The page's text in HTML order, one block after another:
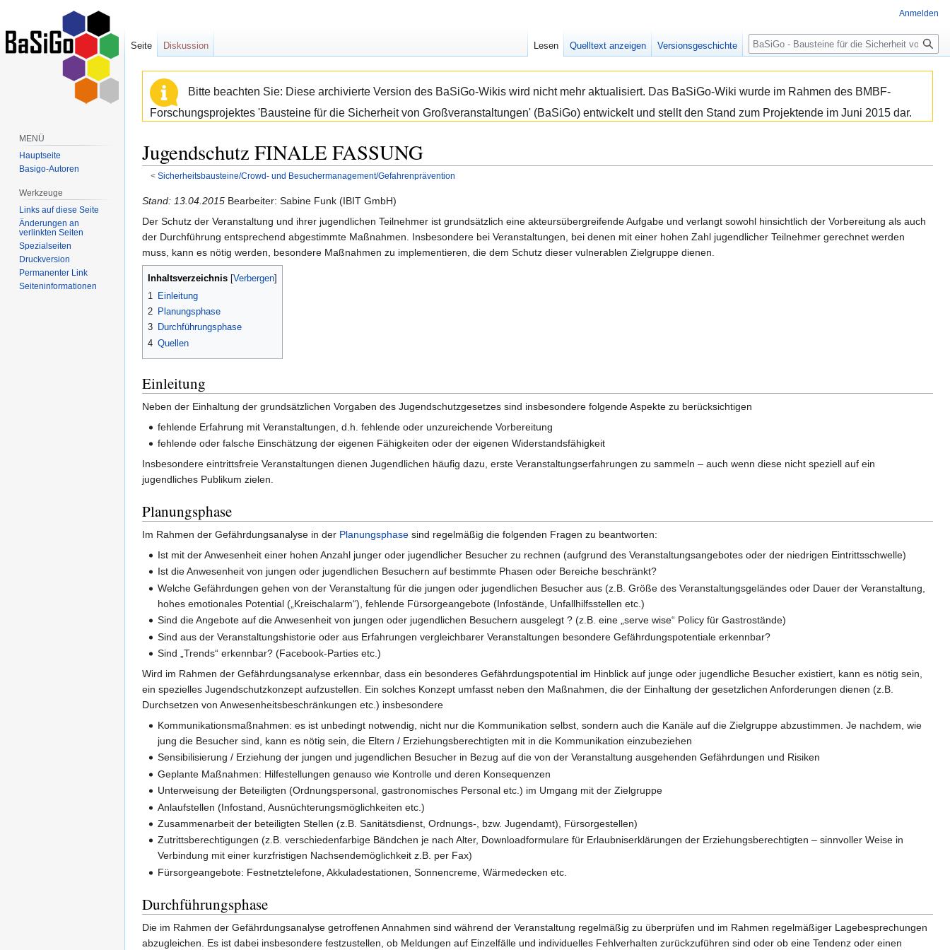
Bitte beachten Sie: Diese archivierte Version des BaSiGo-Wikis wird nicht mehr aktualisiert. Das BaSiGo-Wiki wurde im Rahmen des BMBF-
Forschungsprojektes 'Bausteine für die Sicherheit von Großveranstaltungen' (BaSiGo) entwickelt und stellt den Stand zum Projektende im Juni 2015 dar.
Jugendschutz FINALE FASSUNG
< Sicherheitsbausteine/Crowd- und Besuchermanagement/Gefahrenprävention
Zur
Navigation
springen
Zur
Suche
springen
Stand: 13.04.2015 Bearbeiter: Sabine Funk (IBIT GmbH)
Der Schutz der Veranstaltung und ihrer jugendlichen Teilnehmer ist grundsätzlich eine akteursübergreifende Aufgabe und verlangt sowohl hinsichtlich der Vorbereitung als auch
der Durchführung entsprechend abgestimmte Maßnahmen. Insbesondere bei Veranstaltungen, bei denen mit einer hohen Zahl jugendlicher Teilnehmer gerechnet werden
muss, kann es nötig werden, besondere Maßnahmen zu implementieren, die dem Schutz dieser vulnerablen Zielgruppe dienen.
Inhaltsverzeichnis
1
Einleitung
2 Planungsphase
3 Durchführungsphase
4 Quellen
Einleitung
Neben der Einhaltung der grundsätzlichen Vorgaben des Jugendschutzgesetzes sind insbesondere folgende Aspekte zu berücksichtigen
fehlende Erfahrung mit Veranstaltungen, d.h. fehlende oder unzureichende Vorbereitung
fehlende oder falsche Einschätzung der eigenen Fähigkeiten oder der eigenen Widerstandsfähigkeit
Insbesondere eintrittsfreie Veranstaltungen dienen Jugendlichen häufig dazu, erste Veranstaltungserfahrungen zu sammeln – auch wenn diese nicht speziell auf ein
jugendliches Publikum zielen.
Planungsphase
Im Rahmen der Gefährdungsanalyse in der Planungsphase sind regelmäßig die folgenden Fragen zu beantworten:
Ist mit der Anwesenheit einer hohen Anzahl junger oder jugendlicher Besucher zu rechnen (aufgrund des Veranstaltungsangebotes oder der niedrigen Eintrittsschwelle)
Ist die Anwesenheit von jungen oder jugendlichen Besuchern auf bestimmte Phasen oder Bereiche beschränkt?
Welche Gefährdungen gehen von der Veranstaltung für die jungen oder jugendlichen Besucher aus (z.B. Größe des Veranstaltungsgeländes oder Dauer der Veranstaltung,
hohes emotionales Potential („Kreischalarm“), fehlende Fürsorgeangebote (Infostände, Unfallhilfsstellen etc.)
Sind die Angebote auf die Anwesenheit von jungen oder jugendlichen Besuchern ausgelegt ? (z.B. eine „serve wise“ Policy für Gastrostände)
Sind aus der Veranstaltungshistorie oder aus Erfahrungen vergleichbarer Veranstaltungen besondere Gefährdungspotentiale erkennbar?
Sind „Trends“ erkennbar? (Facebook-Parties etc.)
Wird im Rahmen der Gefährdungsanalyse erkennbar, dass ein besonderes Gefährdungspotential im Hinblick auf junge oder jugendliche Besucher existiert, kann es nötig sein,
ein spezielles Jugendschutzkonzept aufzustellen. Ein solches Konzept umfasst neben den Maßnahmen, die der Einhaltung der gesetzlichen Anforderungen dienen (z.B.
Durchsetzen von Anwesenheitsbeschränkungen etc.) insbesondere
Kommunikationsmaßnahmen: es ist unbedingt notwendig, nicht nur die Kommunikation selbst, sondern auch die Kanäle auf die Zielgruppe abzustimmen. Je nachdem, wie
jung die Besucher sind, kann es nötig sein, die Eltern / Erziehungsberechtigten mit in die Kommunikation einzubeziehen
Sensibilisierung / Erziehung der jungen und jugendlichen Besucher in Bezug auf die von der Veranstaltung ausgehenden Gefährdungen und Risiken
Geplante Maßnahmen: Hilfestellungen genauso wie Kontrolle und deren Konsequenzen
Unterweisung der Beteiligten (Ordnungspersonal, gastronomisches Personal etc.) im Umgang mit der Zielgruppe
Anlaufstellen (Infostand, Ausnüchterungsmöglichkeiten etc.)
Zusammenarbeit der beteiligten Stellen (z.B. Sanitätsdienst, Ordnungs-, bzw. Jugendamt), Fürsorgestellen)
Zutrittsberechtigungen (z.B. verschiedenfarbige Bändchen je nach Alter, Downloadformulare für Erlaubniserklärungen der Erziehungsberechtigten – sinnvoller Weise in
Verbindung mit einer kurzfristigen Nachsendemöglichkeit z.B. per Fax)
Fürsorgeangebote: Festnetztelefone, Akkuladestationen, Sonnencreme, Wärmedecken etc.
Durchführungsphase
Die im Rahmen der Gefährdungsanalyse getroffenen Annahmen sind während der Veranstaltung regelmäßig zu überprüfen und im Rahmen regelmäßiger Lagebesprechungen
abzugleichen. Es ist dabei insbesondere festzustellen, ob Meldungen auf Einzelfälle und individuelles Fehlverhalten zurückzuführen sind oder ob eine Tendenz oder einen
Anmelden
Seite Diskussion Lesen Quelltext anzeigen Versionsgeschichte
Suche
MENÜ
Hauptseite
Basigo-Autoren
Werkzeuge
Links auf diese Seite
Änderungen an
verlinkten Seiten
Spezialseiten
Druckversion
Permanenter Link
Seiten­informationen